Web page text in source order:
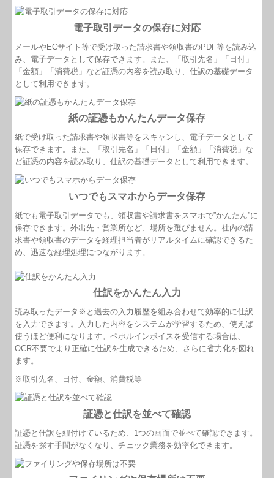
電子取引データの保存に対応
メールやECサイト等で受け取った請求書や領収書のPDF等を読み込
み、電子データとして保存できます。また、「取引先名」「日付」
「金額」「消費税」など証憑の内容を読み取り、仕訳の基礎データ
として利用できます。
紙の証憑もかんたんデータ保存
紙で受け取った請求書や領収書等をスキャンし、電子データとして
保存できます。また、「取引先名」「日付」「金額」「消費税」な
ど証憑の内容を読み取り、仕訳の基礎データとして利用できます。
いつでもスマホからデータ保存
紙でも電子取引データでも、領収書や請求書をスマホで”かんたん”に
保存できます。外出先・営業所など、場所を選びません。社内の請
求書や領収書のデータを経理担当者がリアルタイムに確認できるた
め、迅速な経理処理につながります。
仕訳をかんたん入力
読み取ったデータ※と過去の入力履歴を組み合わせて効率的に仕訳
を入力できます。入力した内容をシステムが学習するため、使えば
使うほど便利になります。ペポルインボイスを受信する場合は、
OCR不要でより正確に仕訳を生成できるため、さらに省力化を図れ
ます。
※取引先名、日付、金額、消費税等
証憑と仕訳を並べて確認
証憑と仕訳を紐付けているため、1つの画面で並べて確認できます。
証憑を探す手間がなくなり、チェック業務を効率化できます。